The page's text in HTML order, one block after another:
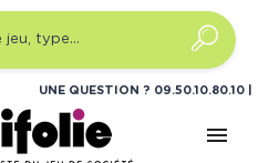
UNE QUESTION ? 09.50.10.80.10
menu
Star Wars
Star Wars